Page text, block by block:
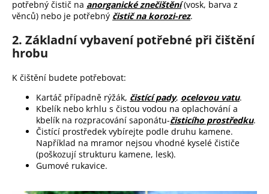
potřebný čistič na anorganické znečištění(vosk, barva z
věnců) nebo je potřebný čistič na korozi-rez.
2. Základní vybavení potřebné při čištění
hrobu
K čištění budete potřebovat:
Kartáč případně rýžák, čistící pady, ocelovou vatu.
Kbelík nebo krhlu s čistou vodou na oplachování a
kbelík na rozpracování saponátu-čisticího prostředku.
Čistící prostředek vybírejte podle druhu kamene.
Například na mramor nejsou vhodné kyselé čističe
(poškozují strukturu kamene, lesk).
Gumové rukavice.